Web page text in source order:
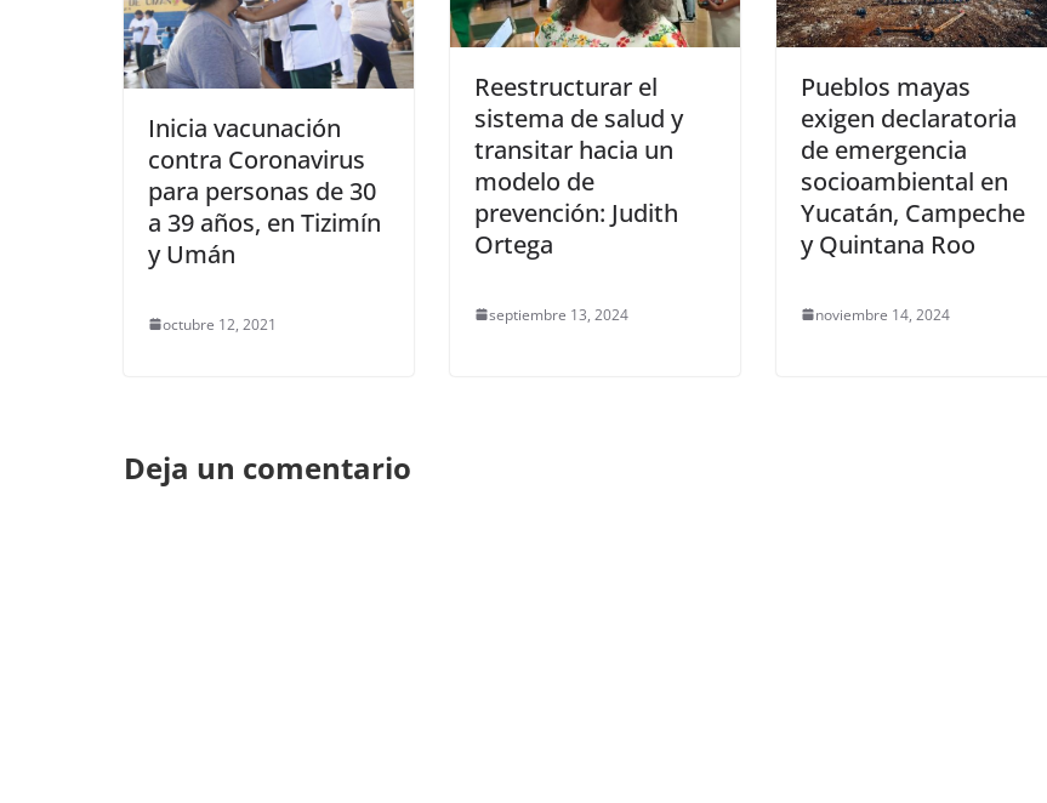
Inicia vacunación
contra Coronavirus
para personas de 30
a 39 años, en Tizimín
y Umán
octubre 12, 2021
Reestructurar el
sistema de salud y
transitar hacia un
modelo de
prevención: Judith
Ortega
septiembre 13, 2024
Pueblos mayas
exigen declaratoria
de emergencia
socioambiental en
Yucatán, Campeche
y Quintana Roo
noviembre 14, 2024
Deja un comentario